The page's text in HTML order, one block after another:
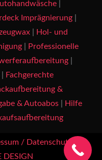
|
Imprägnierung|
|
Hol- und
|
Professionelle
|
Fachgerechte
&
& Autoabos|
Hilfe
/ Datenschutz
|
DESIGN